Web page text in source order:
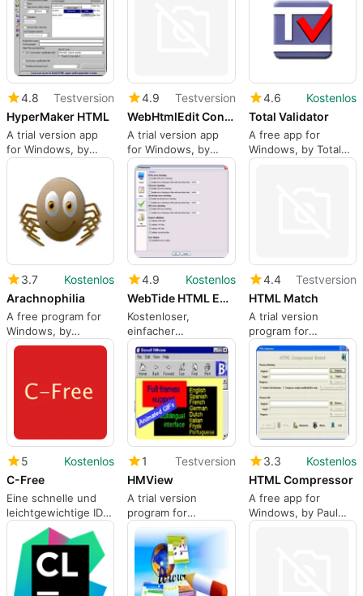
Programmierkenntnisse
4.8
Testversion
HyperMaker HTML
A trial version app
for Windows, by
Bersoft.
4.9
Testversion
WebHtmlEdit Control
A trial version app
for Windows, by
jitbit.
4.6
Kostenlos
Total Validator
A free app for
Windows, by Total
Validator.
3.7
Kostenlos
Arachnophilia
A free program for
Windows, by
Arachnoid.
4.9
Kostenlos
WebTide HTML Editor
Kostenloser,
einfacher
Programmiereditor
4.4
Testversion
HTML Match
A trial version
program for
Windows, by
Saltybrine.
5
Kostenlos
C-Free
Eine schnelle und
leichtgewichtige IDE
für C/C++
1
Testversion
HMView
A trial version
program for
Windows, by
Bersoft.
3.3
Kostenlos
HTML Compressor
A free app for
Windows, by Paul
Shen.